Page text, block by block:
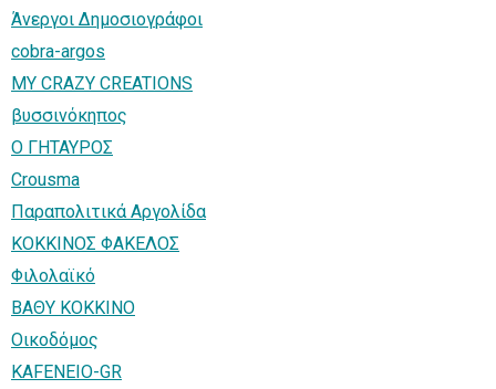
Άνεργοι Δημοσιογράφοι
cobra-argos
MY CRAZY CREATIONS
βυσσινόκηπος
Ο ΓΗΤΑΥΡΟΣ
Crousma
Παραπολιτικά Αργολίδα
KOKKINOΣ ΦΑΚΕΛΟΣ
Φιλολαϊκό
ΒΑΘΥ ΚΟΚΚΙΝΟ
Οικοδόμος
KAFENEIO-GR